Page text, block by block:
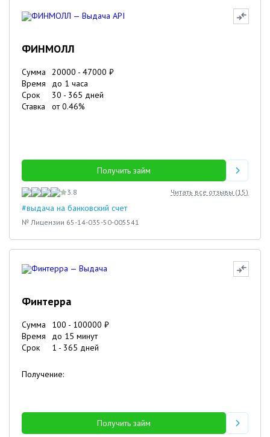
ФИНМОЛЛ
Сумма 20000 - 47000 ₽
Время
до 1 часа
Срок
30 - 365 дней
Ставка
от0.46%
Получить займ
3.8 Читать все отзывы (15)
#выдача на банковский счет
№ Лицензии 65-14-035-50-005541
Финтерра
Сумма 100 - 100000 ₽
Время
до 15 минут
Срок
1 - 365 дней
Получение:
Получить займ